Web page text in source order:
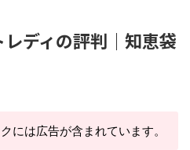
ディの評判｜知恵袋
には広告が含まれています。